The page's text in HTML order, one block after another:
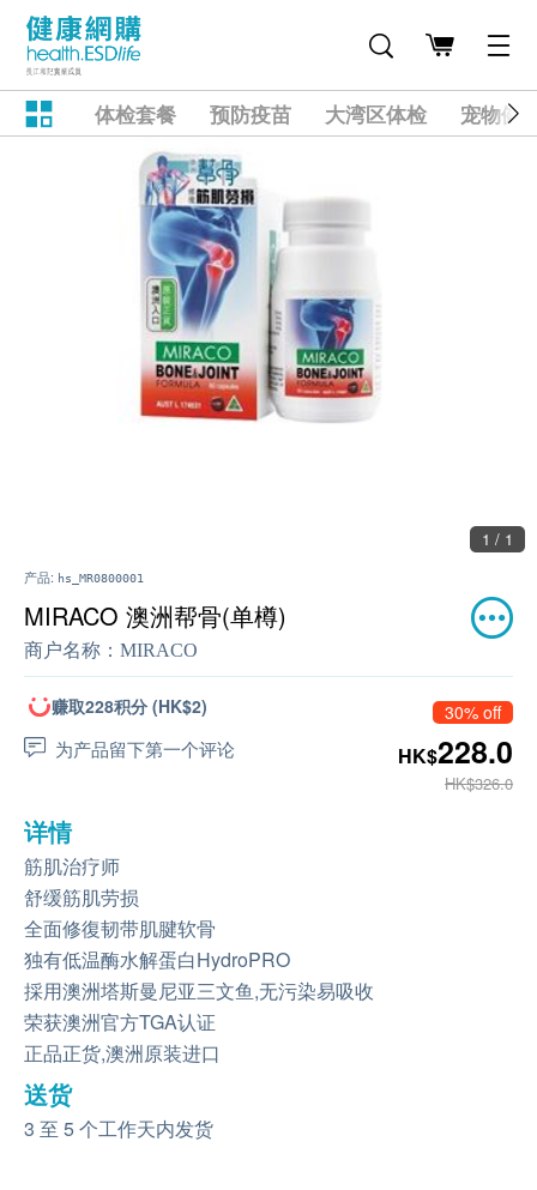
体检套餐 预防疫苗 大湾区体检 宠物健
1 / 1
产品: hs_MR0800001
MIRACO 澳洲帮骨(单樽)
商户名称： MIRACO
赚取228积分 (HK$2)
为产品留下第一个评论
30% off
HK$228.0
HK$326.0
详情
筋肌治疗师
舒缓筋肌劳损
全面修復韧带肌腱软骨
独有低温酶水解蛋白HydroPRO
採用澳洲塔斯曼尼亚三文鱼,无污染易吸收
荣获澳洲官方TGA认证
正品正货,澳洲原装进口
送货
3 至 5 个工作天内发货